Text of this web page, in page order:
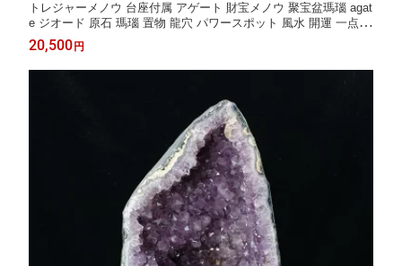
トレジャーメノウ 台座付属 アゲート 財宝メノウ 聚宝盆瑪瑙 agat
e ジオード 原石 瑪瑙 置物 龍穴 パワースポット 風水 開運 一点物
送料無料 175-1361
20,500 円